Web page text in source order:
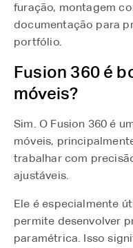
furação, montagem
documentação para
portfólio.
Fusion 360 é
móveis?
Sim. O Fusion 360 é
móveis,
trabalhar com
ajustáveis.
Ele é especialmente
permite desenvolver
paramétrica. Isso